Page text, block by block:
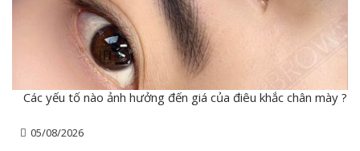
Các yếu tố nào ảnh hưởng đến giá của điêu khắc chân mày ?
05/08/2026